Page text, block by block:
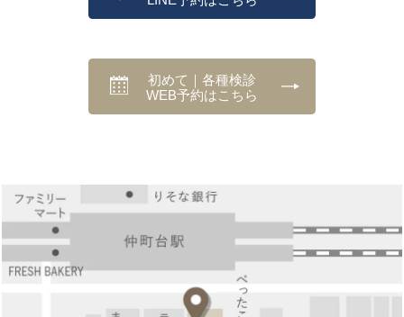
初めて｜各種検診
WEB予約はこちら